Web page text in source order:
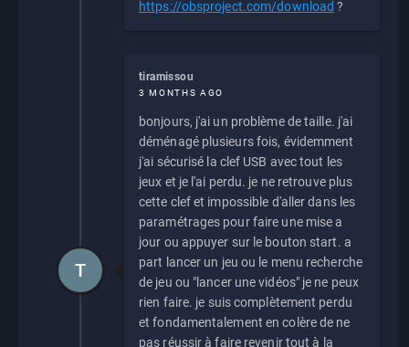
https://obsproject.com/download ?
tiramissou
3 MONTHS AGO
bonjours, j'ai un problème de taille. j'ai
déménagé plusieurs fois, évidemment
j'ai sécurisé la clef USB avec tout les
jeux et je l'ai perdu. je ne retrouve plus
cette clef et impossible d'aller dans les
paramétrages pour faire une mise a
jour ou appuyer sur le bouton start. a
part lancer un jeu ou le menu recherche
de jeu ou "lancer une vidéos" je ne peux
rien faire. je suis complètement perdu
et fondamentalement en colère de ne
pas réussir à faire revenir tout à la
T